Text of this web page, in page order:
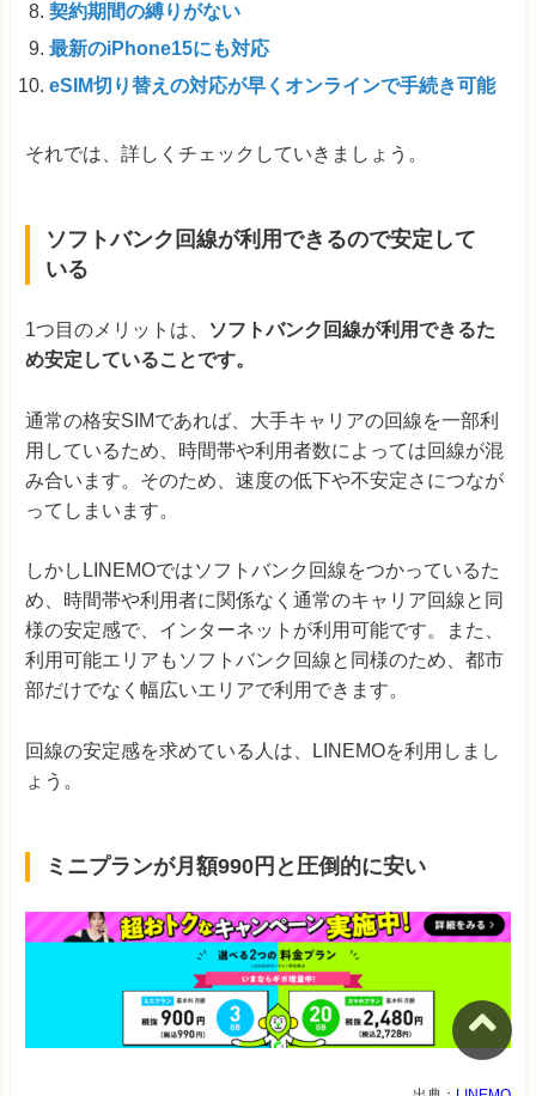
契約期間の縛りがない
最新のiPhone15にも対応
eSIM切り替えの対応が早くオンラインで手続き可能
それでは、詳しくチェックしていきましょう。
ソフトバンク回線が利用できるので安定して
いる
1つ目のメリットは、
ソフトバンク回線が利用できるた
め安定していることです。
通常の格安SIMであれば、大手キャリアの回線を一部利
用しているため、時間帯や利用者数によっては回線が混
み合います。そのため、速度の低下や不安定さにつなが
ってしまいます。
しかしLINEMOではソフトバンク回線をつかっているた
め、時間帯や利用者に関係なく通常のキャリア回線と同
様の安定感で、インターネットが利用可能です。また、
利用可能エリアもソフトバンク回線と同様のため、都市
部だけでなく幅広いエリアで利用できます。
回線の安定感を求めている人は、LINEMOを利用しまし
ょう。
ミニプランが月額990円と圧倒的に安い